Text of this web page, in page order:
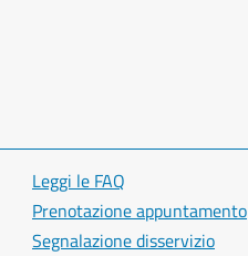
Leggi le FAQ
Prenotazione appuntamento
Segnalazione disservizio